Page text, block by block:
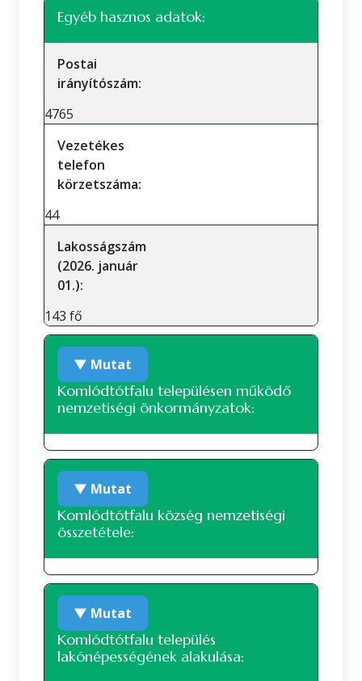
Egyéb hasznos adatok:
Postai
irányítószám:
4765
Vezetékes
telefon
körzetszáma:
44
Lakosságszám
(2026. január
01.):
143 fő
▼ Mutat
Komlódtótfalu településen működő
nemzetiségi önkormányzatok:
A településen jelenleg nem működik
nemzetiségi önkormányzat.
▼ Mutat
Komlódtótfalu község nemzetiségi
összetétele:
Nemzetiségi összetétel a 2022-es
népszámlálás alapján
A 2022-es népszámlálás során 109 fő
▼ Mutat
Komlódtótfalu település
lakónépességének alakulása: